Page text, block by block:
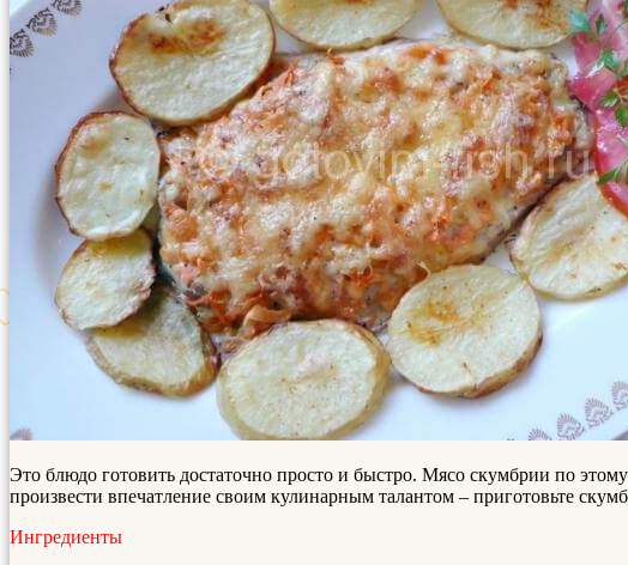
Это блюдо готовить достаточно просто и быстро. Мясо скумбрии по
произвести впечатление своим кулинарным талантом – приготовьте
Ингредиенты